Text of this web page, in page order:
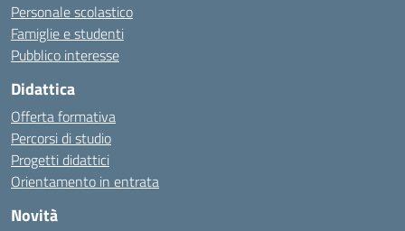
Personale scolastico
Famiglie e studenti
Pubblico interesse
Didattica
Offerta formativa
Percorsi di studio
Progetti didattici
Orientamento in entrata
Novità